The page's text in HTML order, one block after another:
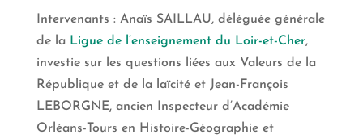
Intervenants : Anaïs SAILLAU, déléguée générale
de la Ligue de l’enseignement du Loir-et-Cher,
investie sur les questions liées aux Valeurs de la
République et de la laïcité et Jean-François
LEBORGNE, ancien Inspecteur d’Académie
Orléans-Tours en Histoire-Géographie et